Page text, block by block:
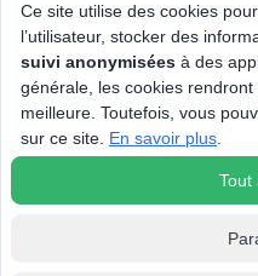
Ce site utilise des cookies
l’utilisateur, stocker des
suivi anonymisées à des
générale, les cookies
meilleure. Toutefois, vous
sur ce site. En savoir plus
Tout
Robot cuiseur / Appareil photo
Grille-viande / Disque dur /
Lave-vaisselle
Baladeur / iPod / lecteur MP3 -
Talkie Walkie / Moulin à épices
Objectif photo / Barre de son /